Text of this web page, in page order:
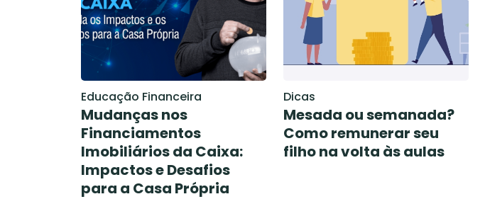
Educação Financeira
Mudanças nos
Financiamentos
Imobiliários da Caixa:
Impactos e Desafios
para a Casa Própria
Dicas
Mesada ou semanada?
Como remunerar seu
filho na volta às aulas